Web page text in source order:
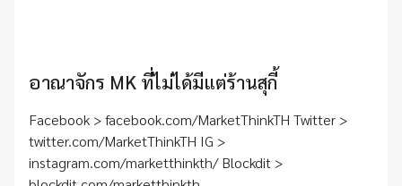
อาณาจักร MK ที่ไม่ได้มีแต่ร้านสุกี้
Facebook > facebook.com/MarketThinkTH Twitter >
twitter.com/MarketThinkTH IG >
instagram.com/marketthinkth/ Blockdit >